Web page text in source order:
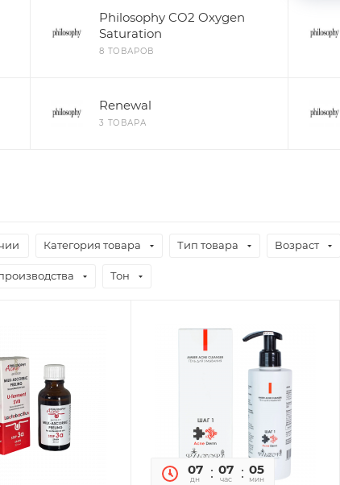
Philosophy CO2 Oxygen
Saturation
8 ТОВАРОВ
Renewal
3 ТОВАРА
Категория товара Тип товара Возраст
Тон
07
дн
07
час
05
мин сек